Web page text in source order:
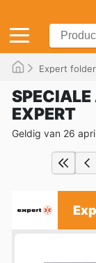
Expert
EXPERT
Geldig van 26